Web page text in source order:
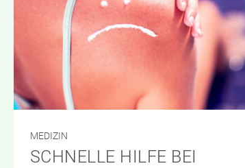
MEDIZIN
SCHNELLE HILFE BEI